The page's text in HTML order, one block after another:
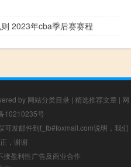
2023年cba季后赛赛程
by 网站分类目录 | 精选推荐文章 | 网
10210235号
可发邮件到f_fb#foxmail.com说明，我们
，谢谢
盈利性广告及商业合作